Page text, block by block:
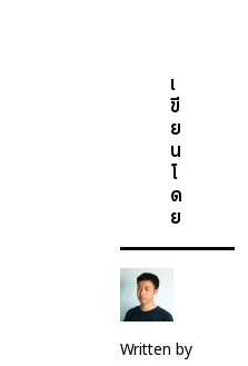
เ
ขี
ย
น
โ
ด
ย
Written by